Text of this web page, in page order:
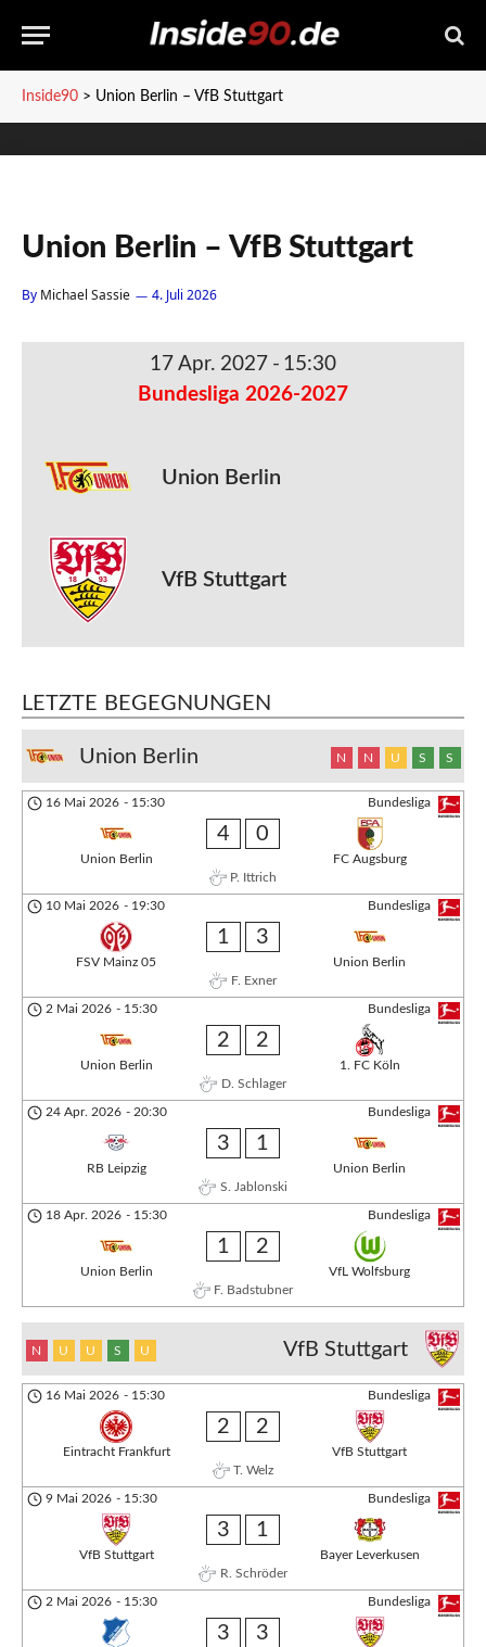
Inside90 > Union Berlin – VfB Stuttgart
Union Berlin – VfB Stuttgart
By Michael Sassie 4. Juli 2026
17 Apr. 2027 - 15:30
Bundesliga 2026-2027
Union Berlin
VfB Stuttgart
LETZTE BEGEGNUNGEN
Union Berlin N N U S S
Bundesliga
16 Mai 2026 - 15:30
Union Berlin
4 0
FC Augsburg
P. Ittrich
Bundesliga
10 Mai 2026 - 19:30
FSV Mainz 05
1 3
Union Berlin
F. Exner
Bundesliga
2 Mai 2026 - 15:30
Union Berlin
2 2
1. FC Köln
D. Schlager
Bundesliga
24 Apr. 2026 - 20:30
RB Leipzig
3 1
Union Berlin
S. Jablonski
Bundesliga
18 Apr. 2026 - 15:30
Union Berlin
1 2
VfL Wolfsburg
F. Badstubner
VfB Stuttgart
N U U S U
Bundesliga
16 Mai 2026 - 15:30
Eintracht Frankfurt
2 2
VfB Stuttgart
T. Welz
Bundesliga
9 Mai 2026 - 15:30
VfB Stuttgart
3 1
Bayer Leverkusen
R. Schröder
Bundesliga
2 Mai 2026 - 15:30
3 3